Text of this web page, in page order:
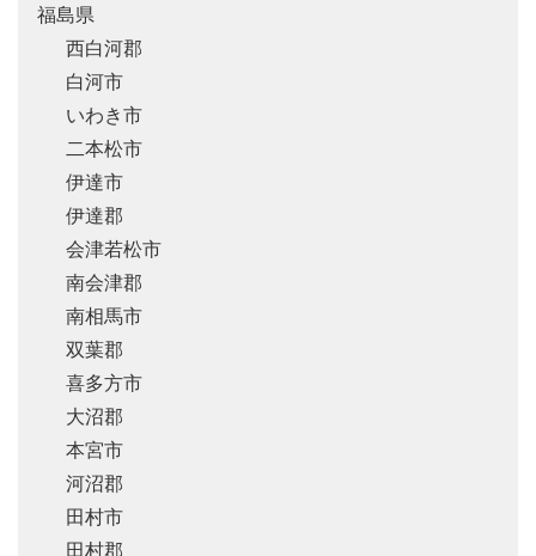
福島県
西白河郡
白河市
いわき市
二本松市
伊達市
伊達郡
会津若松市
南会津郡
南相馬市
双葉郡
喜多方市
大沼郡
本宮市
河沼郡
田村市
田村郡